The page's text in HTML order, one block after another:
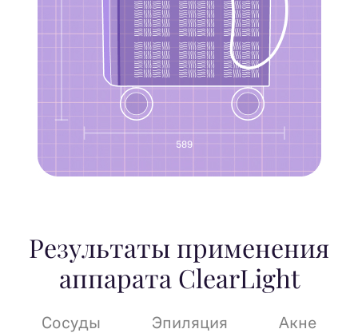
Результаты применения
аппарата ClearLight
Сосуды Эпиляция Акне